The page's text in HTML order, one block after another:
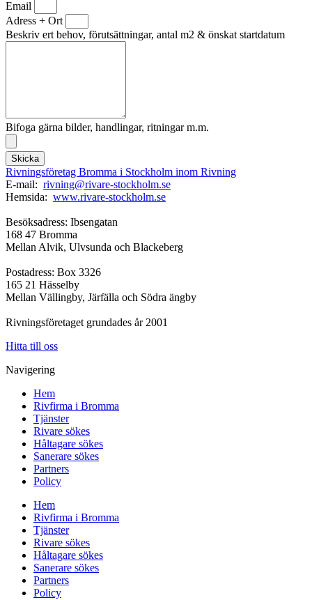
Email
Adress + Ort
Beskriv ert behov, förutsättningar, antal m2 & önskat startdatum
Bifoga gärna bilder, handlingar, ritningar m.m.
Skicka
Rivningsföretag Bromma i Stockholm inom Rivning
E-mail: rivning@rivare-stockholm.se
Hemsida: www.rivare-stockholm.se
Besöksadress: Ibsengatan
168 47 Bromma
Mellan Alvik, Ulvsunda och Blackeberg
Postadress: Box 3326
165 21 Hässelby
Mellan Vällingby, Järfälla och Södra ängby
Rivningsföretaget grundades år 2001
Hitta till oss
Navigering
Hem
Rivfirma i Bromma
Tjänster
Rivare sökes
Håltagare sökes
Sanerare sökes
Partners
Policy
Hem
Rivfirma i Bromma
Tjänster
Rivare sökes
Håltagare sökes
Sanerare sökes
Partners
Policy